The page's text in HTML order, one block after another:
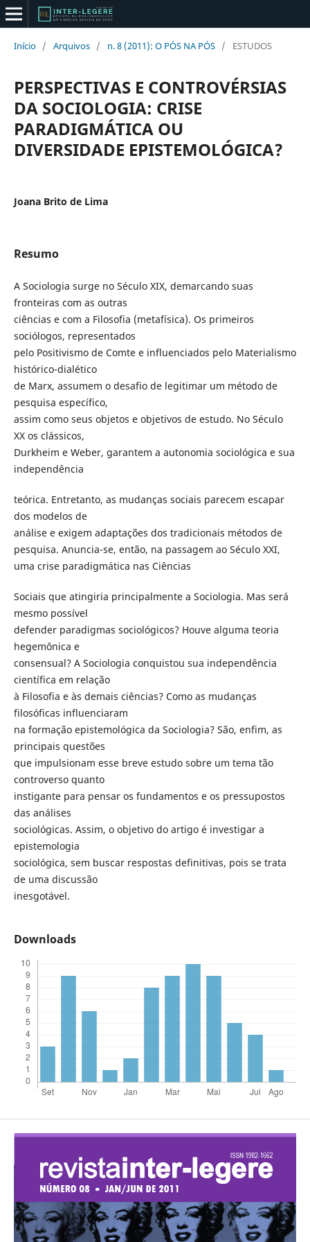
Início / Arquivos / n. 8 (2011): O PÓS NA PÓS / ESTUDOS
PERSPECTIVAS E CONTROVÉRSIAS
DA SOCIOLOGIA: CRISE
PARADIGMÁTICA OU
DIVERSIDADE EPISTEMOLÓGICA?
Joana Brito de Lima
Resumo
A Sociologia surge no Século XIX, demarcando suas
fronteiras com as outras
ciências e com a Filosofia (metafísica). Os primeiros
sociólogos, representados
pelo Positivismo de Comte e influenciados pelo Materialismo
histórico-dialético
de Marx, assumem o desafio de legitimar um método de
pesquisa específico,
assim como seus objetos e objetivos de estudo. No Século
XX os clássicos,
Durkheim e Weber, garantem a autonomia sociológica e sua
independência
teórica. Entretanto, as mudanças sociais parecem escapar
dos modelos de
análise e exigem adaptações dos tradicionais métodos de
pesquisa. Anuncia-se, então, na passagem ao Século XXI,
uma crise paradigmática nas Ciências
Sociais que atingiria principalmente a Sociologia. Mas será
mesmo possível
defender paradigmas sociológicos? Houve alguma teoria
hegemônica e
consensual? A Sociologia conquistou sua independência
científica em relação
à Filosofia e às demais ciências? Como as mudanças
filosóficas influenciaram
na formação epistemológica da Sociologia? São, enfim, as
principais questões
que impulsionam esse breve estudo sobre um tema tão
controverso quanto
instigante para pensar os fundamentos e os pressupostos
das análises
sociológicas. Assim, o objetivo do artigo é investigar a
epistemologia
sociológica, sem buscar respostas definitivas, pois se trata
de uma discussão
inesgotável.
Downloads